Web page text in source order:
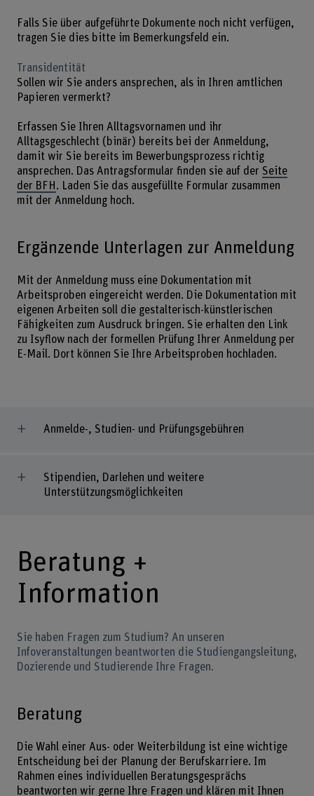
Falls Sie über aufgeführte Dokumente noch nicht verfügen,
tragen Sie dies bitte im Bemerkungsfeld ein.
Transidentität
Sollen wir Sie anders ansprechen, als in Ihren amtlichen
Papieren vermerkt?
Erfassen Sie Ihren Alltagsvornamen und ihr
Alltagsgeschlecht (binär) bereits bei der Anmeldung,
damit wir Sie bereits im Bewerbungsprozess richtig
ansprechen. Das Antragsformular finden sie auf der Seite
der BFH . Laden Sie das ausgefüllte Formular zusammen
mit der Anmeldung hoch.
Ergänzende Unterlagen zur Anmeldung
Mit der Anmeldung muss eine Dokumentation mit
Arbeitsproben eingereicht werden. Die Dokumentation mit
eigenen Arbeiten soll die gestalterisch-künstlerischen
Fähigkeiten zum Ausdruck bringen. Sie erhalten den Link
zu Isyflow nach der formellen Prüfung Ihrer Anmeldung per
E-Mail. Dort können Sie Ihre Arbeitsproben hochladen.
Anmelde-, Studien- und Prüfungsgebühren
Stipendien, Darlehen und weitere
Unterstützungsmöglichkeiten
Beratung +
Information
Sie haben Fragen zum Studium? An unseren
Infoveranstaltungen beantworten die Studiengangsleitung,
Dozierende und Studierende Ihre Fragen.
Beratung
Die Wahl einer Aus- oder Weiterbildung ist eine wichtige
Entscheidung bei der Planung der Berufskarriere. Im
Rahmen eines individuellen Beratungsgesprächs
beantworten wir gerne Ihre Fragen und klären mit Ihnen